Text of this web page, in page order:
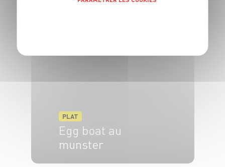
PLAT
Egg boat au
munster